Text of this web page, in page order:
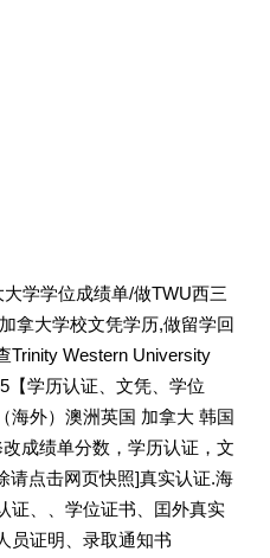
学学位成绩单/做TWU西三
拿大学校文凭学历,做留学回
Trinity Western University
【学历认证、文凭、学位
海外）澳洲英国 加拿大 韩国
成绩单分数，学历认证，文
请点击网页快照]真实认证.海
证、、学位证书、囯外真实
员证明、录取通知书